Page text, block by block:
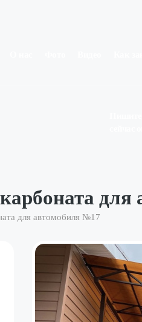
для автомобиля №17